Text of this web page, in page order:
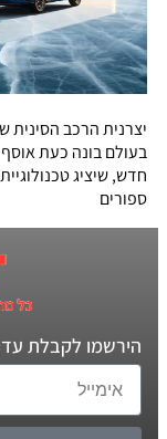
יצרנית הרכב הסינית
בעולם בונה כעת אוסף
חדש, שיציג
ספורים
הירשמו לקבלת